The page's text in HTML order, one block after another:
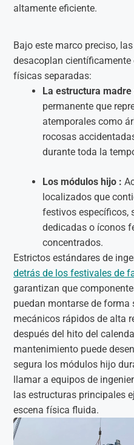
altamente eficiente.
Bajo este marco preciso,
desacoplan
físicas separadas:
La estructura madre
permanente que
atemporales como
rocosas
durante toda la
Los módulos hijo :
localizados que
festivos específicos,
dedicadas o íconos
concentrados.
Estrictos estándares de
detrás de los festivales de
garantizan que
puedan montarse de forma
mecánicos rápidos de alta
después del hito del
mantenimiento puede
segura los módulos hijo
llamar a equipos de
las estructuras principales
escena física fluida.